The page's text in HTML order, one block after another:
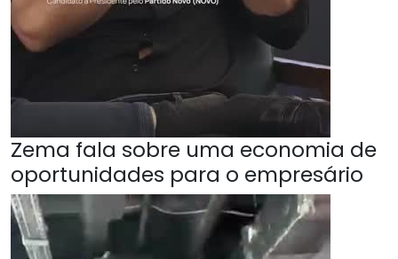
Zema fala sobre uma economia de
oportunidades para o empresário